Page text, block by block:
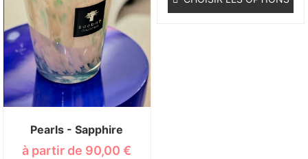
Pearls - Sapphire
à partir de 90,00€